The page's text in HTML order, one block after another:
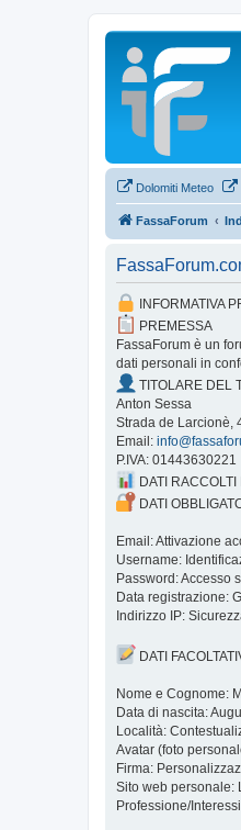
Dolomiti Meteo
FassaForum
INFORMATIVA
PREMESSA
FassaForum è un
dati personali in
TITOLARE DEL
Anton Sessa
Strada de Larcionè,
Email:
P.IVA: 01443630221
DATI
DATI
Email: Attivazione
Username:
Password: Accesso
Data registrazione:
Indirizzo IP:
DATI
Nome e Cognome:
Data di nascita:
Località:
Avatar (foto
Firma:
Sito web personale:
Professione/